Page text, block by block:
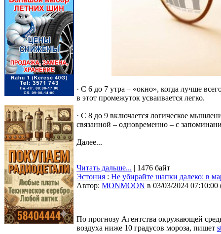
· С 6 до 7 утра – «окно», когда лучше
в этот промежуток усваивается легко.
· С 8 до 9 включается логическое
связанной – одновременно – с
Далее...
Читать дальше... | 1476 байт
Эстония : Не убирайте шапки далеко: в
Автор: MONMOON в 03/03/2024 07:10:00
По прогнозу Агентства окружающей
воздуха ниже 10 градусов мороза, пишет